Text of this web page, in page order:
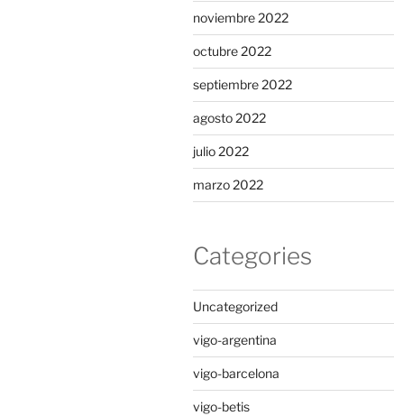
noviembre 2022
octubre 2022
septiembre 2022
agosto 2022
julio 2022
marzo 2022
Categories
Uncategorized
vigo-argentina
vigo-barcelona
vigo-betis